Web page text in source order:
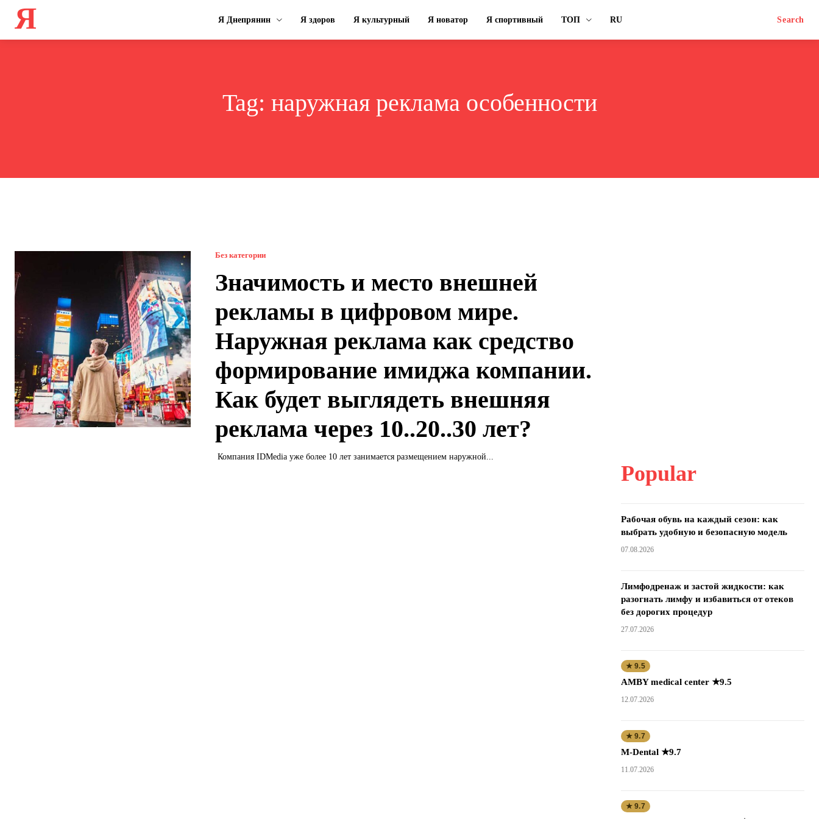
Я Я Днепрянин Я здоров Я культурный Я новатор Я спортивный ТОП RU Search
Tag: наружная реклама особенности
Без категории
Значимость и место внешней
рекламы в цифровом мире.
Наружная реклама как средство
формирование имиджа компании.
Как будет выглядеть внешняя
реклама через 10..20..30 лет?
Компания IDMedia уже более 10 лет занимается размещением наружной...
Popular
Рабочая обувь на каждый сезон: как
выбрать удобную и безопасную модель
07.08.2026
Лимфодренаж и застой жидкости: как
разогнать лимфу и избавиться от отеков
без дорогих процедур
27.07.2026
★ 9.5
AMBY medical center ★9.5
12.07.2026
★ 9.7
M-Dental ★9.7
11.07.2026
★ 9.7